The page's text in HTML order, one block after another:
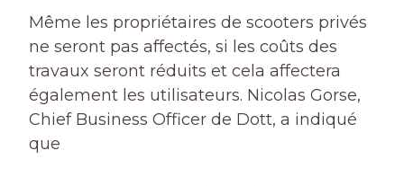
Même les propriétaires de scooters privés
ne seront pas affectés, si les coûts des
travaux seront réduits et cela affectera
également les utilisateurs. Nicolas Gorse,
Chief Business Officer de Dott, a indiqué
que